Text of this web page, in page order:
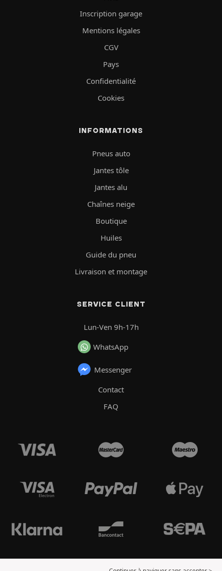
Inscription garage
Mentions légales
CGV
Pays
Confidentialité
Cookies
INFORMATIONS
Pneus auto
Jantes tôle
Jantes alu
Chaînes neige
Boutique
Huiles
Guide du pneu
Livraison et montage
SERVICE CLIENT
Lun-Ven 9h-17h
WhatsApp
Messenger
Contact
FAQ